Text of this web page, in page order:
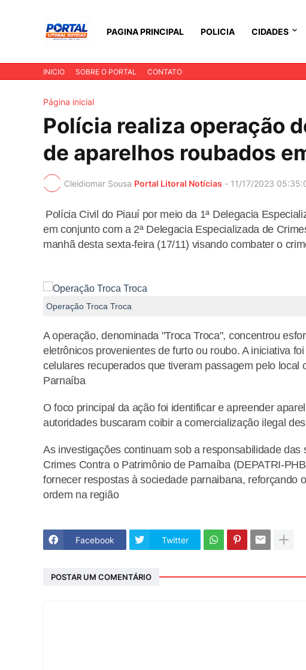
PAGINA PRINCIPAL POLICIA CIDADES
INICIO SOBRE O PORTAL CONTATO
Página inicial
Polícia realiza operação
de aparelhos roubados
Cleidiomar Sousa Portal Litoral Notícias - 11/17/2023
Polícia Civil do Piauí por meio da 1ª Delegacia
em conjunto com a 2ª Delegacia Especializada de
manhã desta sexta-feira (17/11) visando combater o
Operação Troca Troca
A operação, denominada "Troca Troca", concentrou
eletrônicos provenientes de furto ou roubo. A iniciativa
celulares recuperados que tiveram passagem pelo
Parnaíba
O foco principal da ação foi identificar e apreender
autoridades buscaram coibir a comercialização ilegal
As investigações continuam sob a responsabilidade
Crimes Contra o Patrimônio de Parnaíba (DEPATRI-
fornecer respostas à sociedade parnaibana, reforçando
ordem na região
Facebook Twitter
POSTAR UM COMENTÁRIO